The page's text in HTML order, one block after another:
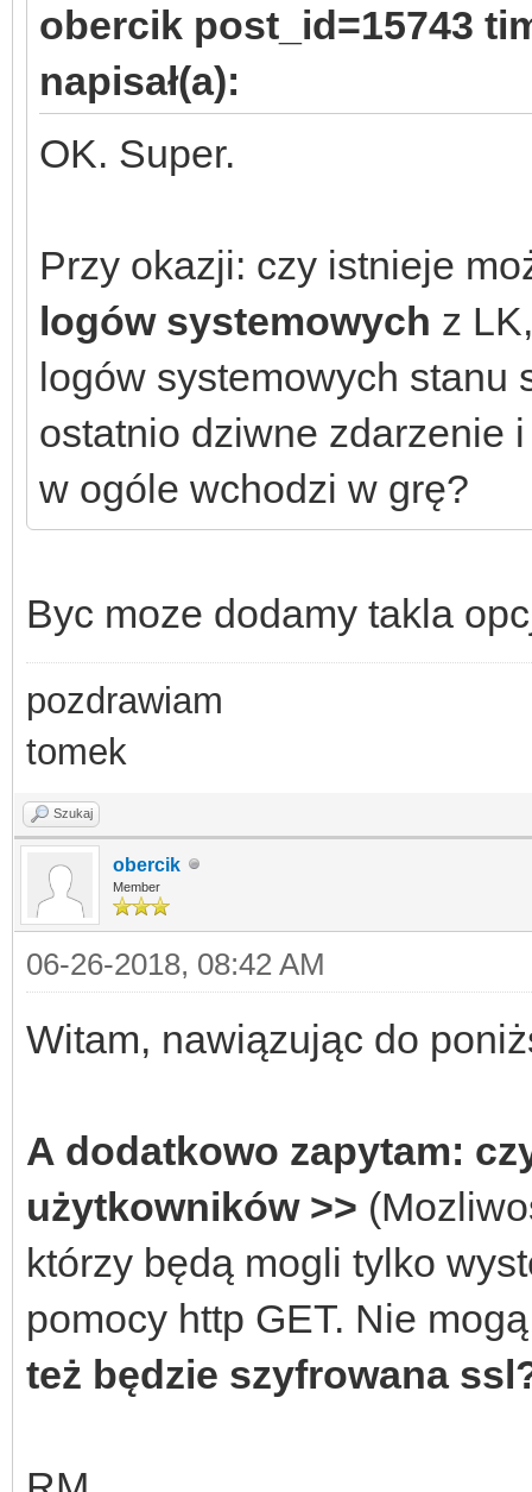
obercik post_id=15743
napisał(a):
OK. Super.
Przy okazji: czy istnieje
logów systemowych z
logów systemowych stanu
ostatnio dziwne zdarzenie
w ogóle wchodzi w grę?
Byc moze dodamy takla
pozdrawiam
tomek
Szukaj
obercik
Member
06-26-2018, 08:42 AM
Witam, nawiązując do
A dodatkowo zapytam:
użytkowników >>
którzy będą mogli tylko
pomocy http GET. Nie
też będzie szyfrowana